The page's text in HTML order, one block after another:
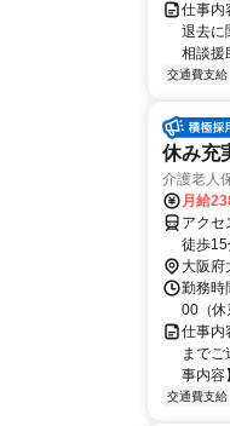
仕事内
退去に
相談
交通費支給
休み充
介護老人
月給
アクセス: 阪堺電気軌道「北畠」駅より徒歩6分 地下鉄御堂
徒歩
備）
大阪府
勤務時
00（休
仕事内
まで
事内容
交通費支給